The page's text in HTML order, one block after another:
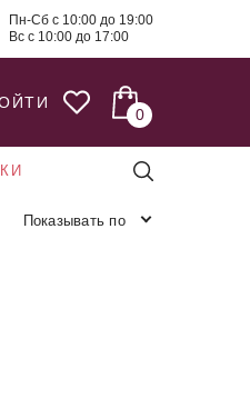
Пн-Сб с 10:00 до 19:00
Вс с 10:00 до 17:00
0
Показывать по